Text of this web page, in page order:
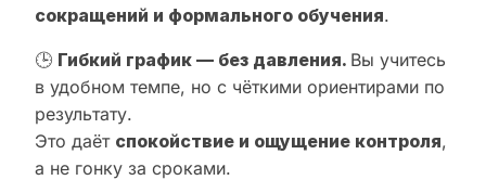
сокращений и формального обучения.
🕒 Гибкий график — без давления. Вы учитесь
в удобном темпе, но с чёткими ориентирами по
результату.
Это даёт спокойствие и ощущение контроля,
а не гонку за сроками.